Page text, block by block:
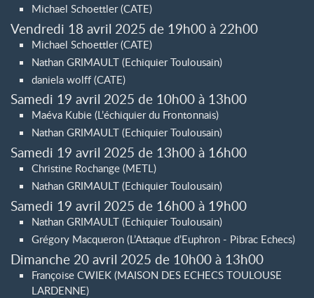
Michael Schoettler (CATE)
Vendredi 18 avril 2025 de 19h00 à 22h00
Michael Schoettler (CATE)
Nathan GRIMAULT (Echiquier Toulousain)
daniela wolff (CATE)
Samedi 19 avril 2025 de 10h00 à 13h00
Maéva Kubie (L’échiquier du Frontonnais)
Nathan GRIMAULT (Echiquier Toulousain)
Samedi 19 avril 2025 de 13h00 à 16h00
Christine Rochange (METL)
Nathan GRIMAULT (Echiquier Toulousain)
Samedi 19 avril 2025 de 16h00 à 19h00
Nathan GRIMAULT (Echiquier Toulousain)
Grégory Macqueron (L’Attaque d’Euphron - Pibrac Echecs)
Dimanche 20 avril 2025 de 10h00 à 13h00
Françoise CWIEK (MAISON DES ECHECS TOULOUSE
LARDENNE)